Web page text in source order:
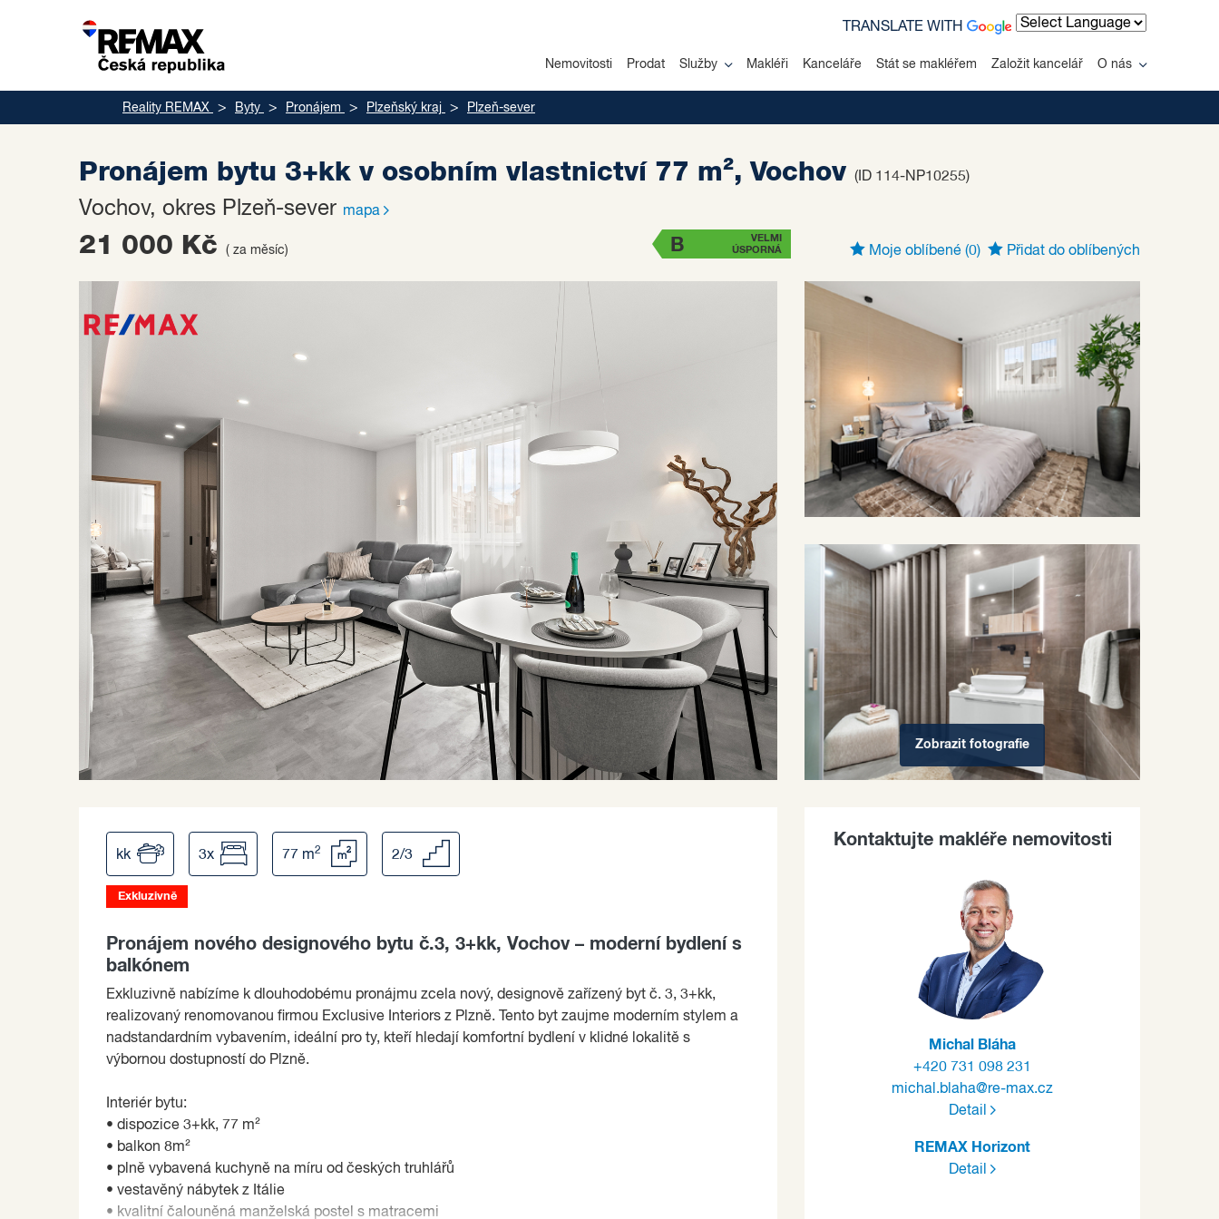
Nemovitosti Prodat Služby Makléři Kanceláře Stát se makléřem Založit kancelář O nás
TRANSLATE WITH
Reality REMAX Byty Pronájem Plzeňský kraj Plzeň-sever
Pronájem bytu 3+kk v osobním vlastnictví 77 m², Vochov (ID 114-NP10255)
Vochov, okres Plzeň-sever mapa
21 000 Kč ( za měsíc) B
VELMI
ÚSPORNÁ
Moje oblíbené (0) Přidat do oblíbených
Zobrazit fotografie
kk 3x 77 m2 2/3
Exkluzivně
Pronájem nového designového bytu č.3, 3+kk, Vochov – moderní bydlení s
balkónem
Exkluzivně nabízíme k dlouhodobému pronájmu zcela nový, designově zařízený byt č. 3, 3+kk,
realizovaný renomovanou firmou Exclusive Interiors z Plzně. Tento byt zaujme moderním stylem a
nadstandardním vybavením, ideální pro ty, kteří hledají komfortní bydlení v klidné lokalitě s
výbornou dostupností do Plzně.
Interiér bytu:
• dispozice 3+kk, 77 m²
• balkon 8m²
• plně vybavená kuchyně na míru od českých truhlářů
• vestavěný nábytek z Itálie
• kvalitní čalouněná manželská postel s matracemi
Kontaktujte makléře nemovitosti
Michal Bláha
+420 731 098 231
michal.blaha@re-max.cz
Detail
REMAX Horizont
Detail